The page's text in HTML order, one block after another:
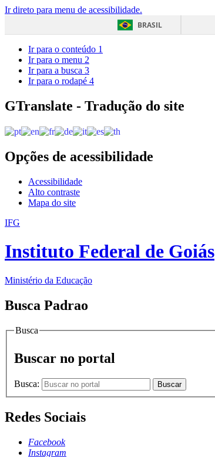
Ir direto para menu de acessibilidade.
BRASIL
Ir para o conteúdo 1
Ir para o menu 2
Ir para a busca 3
Ir para o rodapé 4
GTranslate - Tradução do site
Opções de acessibilidade
Acessibilidade
Alto contraste
Mapa do site
IFG
Instituto Federal de Goiás
Ministério da Educação
Busca Padrao
Busca
Buscar no portal
Busca: Buscar
Redes Sociais
Facebook
Instagram